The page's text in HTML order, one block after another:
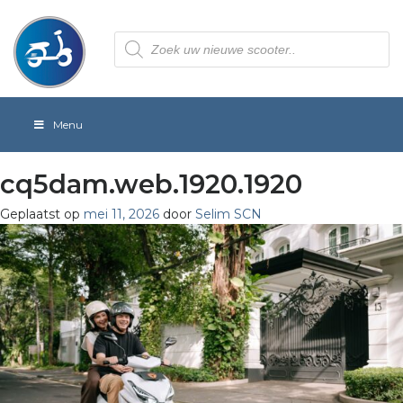
Producten
zoeken
Menu
cq5dam.web.1920.1920
Geplaatst op mei 11, 2026 door Selim SCN